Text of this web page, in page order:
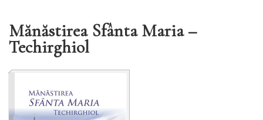
Mănăstirea Sfânta Maria –
Techirghiol